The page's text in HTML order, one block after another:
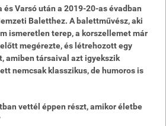
és Varsó után a 2019-20-as évadban
Baletthez. A balettművész, aki
ismeretlen terep, a korszellemet már
megérezte, és létrehozott egy
amiben társaival azt igyekszik
nemcsak klasszikus, de humoros is
vettél éppen részt, amikor életbe